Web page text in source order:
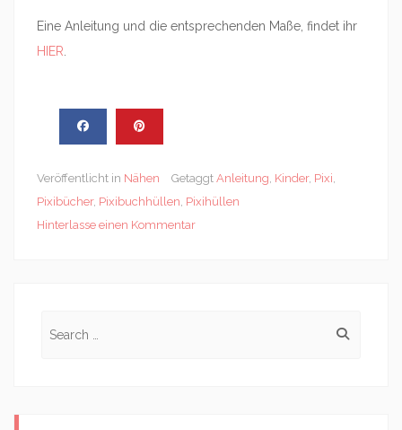
Eine Anleitung und die entsprechenden Maße, findet ihr
HIER
Veröffentlicht in Nähen Getaggt Anleitung, Kinder, Pixi,
Pixibücher, Pixibuchhüllen, Pixihüllen
Hinterlasse einen Kommentar